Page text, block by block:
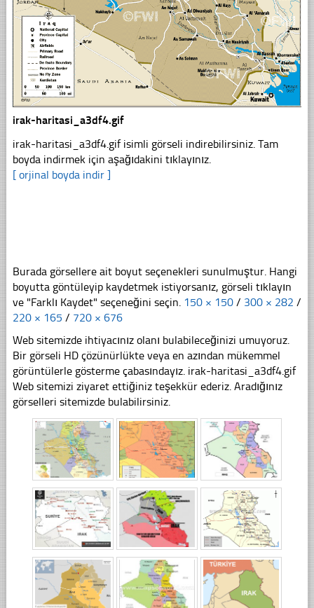
irak-haritasi_a3df4.gif
irak-haritasi_a3df4.gif isimli görseli indirebilirsiniz. Tam
boyda indirmek için aşağıdakini tıklayınız.
[ orjinal boyda indir ]
Burada görsellere ait boyut seçenekleri sunulmuştur. Hangi
boyutta göntüleyip kaydetmek istiyorsanız, görseli tıklayın
ve "Farklı Kaydet" seçeneğini seçin. 150 × 150 / 300 × 282 /
220 × 165 / 720 × 676
Web sitemizde ihtiyacınız olanı bulabileceğinizi umuyoruz.
Bir görseli HD çözünürlükte veya en azından mükemmel
görüntülerle gösterme çabasındayız. irak-haritasi_a3df4.gif
Web sitemizi ziyaret ettiğiniz teşekkür ederiz. Aradığınız
görselleri sitemizde bulabilirsiniz.